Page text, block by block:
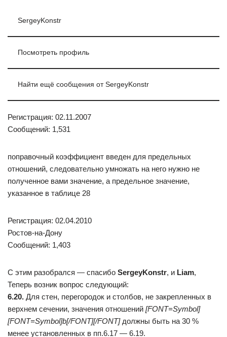
SergeyKonstr
Посмотреть профиль
Найти ещё сообщения от SergeyKonstr
Регистрация: 02.11.2007
Сообщений: 1,531
поправочный коэффициент введен для предельных
отношений, следовательно умножать на него нужно не
полученное вами значение, а предельное значение,
указанное в таблице 28
Регистрация: 02.04.2010
Ростов-на-Дону
Сообщений: 1,403
C этим разобрался — спасибо SergeyKonstr, и Liam,
Теперь возник вопрос следующий:
6.20. Для стен, перегородок и столбов, не закрепленных в
верхнем сечении, значения отношений [FONT=Symbol]
[FONT=Symbol]b[/FONT][/FONT]должны быть на 30 %
менее установленных в пп.6.17 — 6.19.